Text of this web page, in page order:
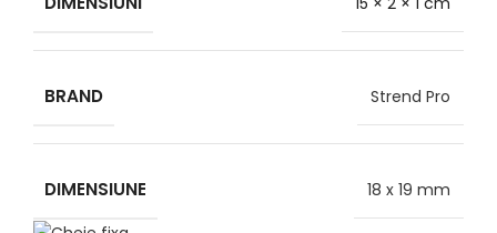
BRAND Strend Pro
DIMENSIUNE 18 x 19 mm